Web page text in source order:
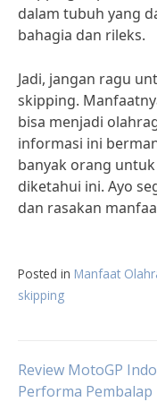
dalam tubuh yang
bahagia dan rileks.
Jadi, jangan ragu
skipping.
bisa menjadi
informasi ini
banyak orang
diketahui ini. Ayo
dan rasakan
Posted in Manfaat
skipping
Post
Review MotoGP
Performa Pembalap